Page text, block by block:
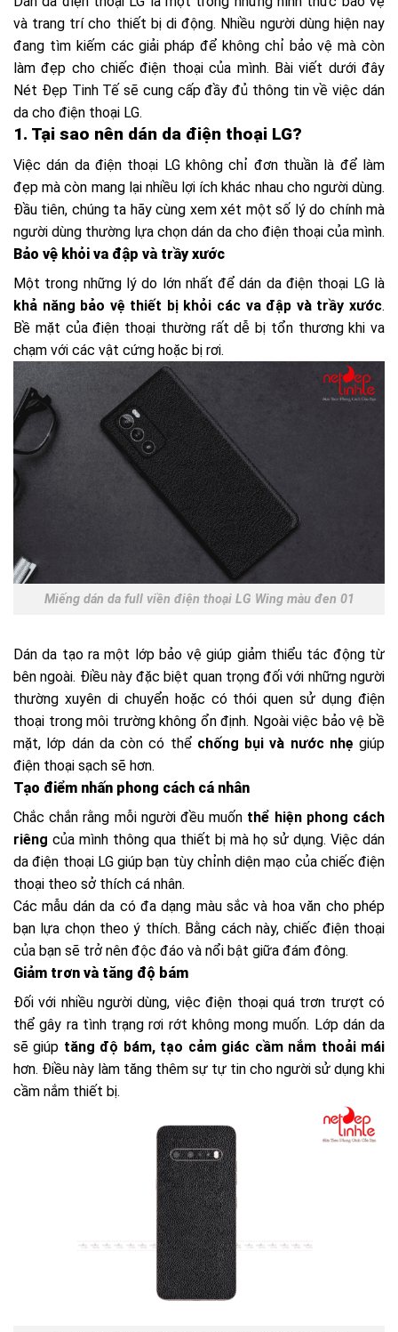
và trang trí cho thiết bị di động. Nhiều người dùng hiện nay
đang tìm kiếm các giải pháp để không chỉ bảo vệ mà còn
làm đẹp cho chiếc điện thoại của mình. Bài viết dưới đây
Nét Đẹp Tinh Tế sẽ cung cấp đầy đủ thông tin về việc dán
da cho điện thoại LG.
1. Tại sao nên dán da điện thoại LG?
Việc dán da điện thoại LG không chỉ đơn thuần là để làm
đẹp mà còn mang lại nhiều lợi ích khác nhau cho người dùng.
Đầu tiên, chúng ta hãy cùng xem xét một số lý do chính mà
người dùng thường lựa chọn dán da cho điện thoại của mình.
Bảo vệ khỏi va đập và trầy xước
Một trong những lý do lớn nhất để dán da điện thoại LG là
khả năng bảo vệ thiết bị khỏi các va đập và trầy xước.
Bề mặt của điện thoại thường rất dễ bị tổn thương khi va
chạm với các vật cứng hoặc bị rơi.
Miếng dán da full viền điện thoại LG Wing màu đen 01
Dán da tạo ra một lớp bảo vệ giúp giảm thiểu tác động từ
bên ngoài. Điều này đặc biệt quan trọng đối với những người
thường xuyên di chuyển hoặc có thói quen sử dụng điện
thoại trong môi trường không ổn định. Ngoài việc bảo vệ bề
mặt, lớp dán da còn có thể chống bụi và nước nhẹ giúp
điện thoại sạch sẽ hơn.
Tạo điểm nhấn phong cách cá nhân
Chắc chắn rằng mỗi người đều muốn thể hiện phong cách
riêng của mình thông qua thiết bị mà họ sử dụng. Việc dán
da điện thoại LG giúp bạn tùy chỉnh diện mạo của chiếc điện
thoại theo sở thích cá nhân.
Các mẫu dán da có đa dạng màu sắc và hoa văn cho phép
bạn lựa chọn theo ý thích. Bằng cách này, chiếc điện thoại
của bạn sẽ trở nên độc đáo và nổi bật giữa đám đông.
Giảm trơn và tăng độ bám
Đối với nhiều người dùng, việc điện thoại quá trơn trượt có
thể gây ra tình trạng rơi rớt không mong muốn. Lớp dán da
sẽ giúp tăng độ bám, tạo cảm giác cầm nắm thoải mái
hơn. Điều này làm tăng thêm sự tự tin cho người sử dụng khi
cầm nắm thiết bị.